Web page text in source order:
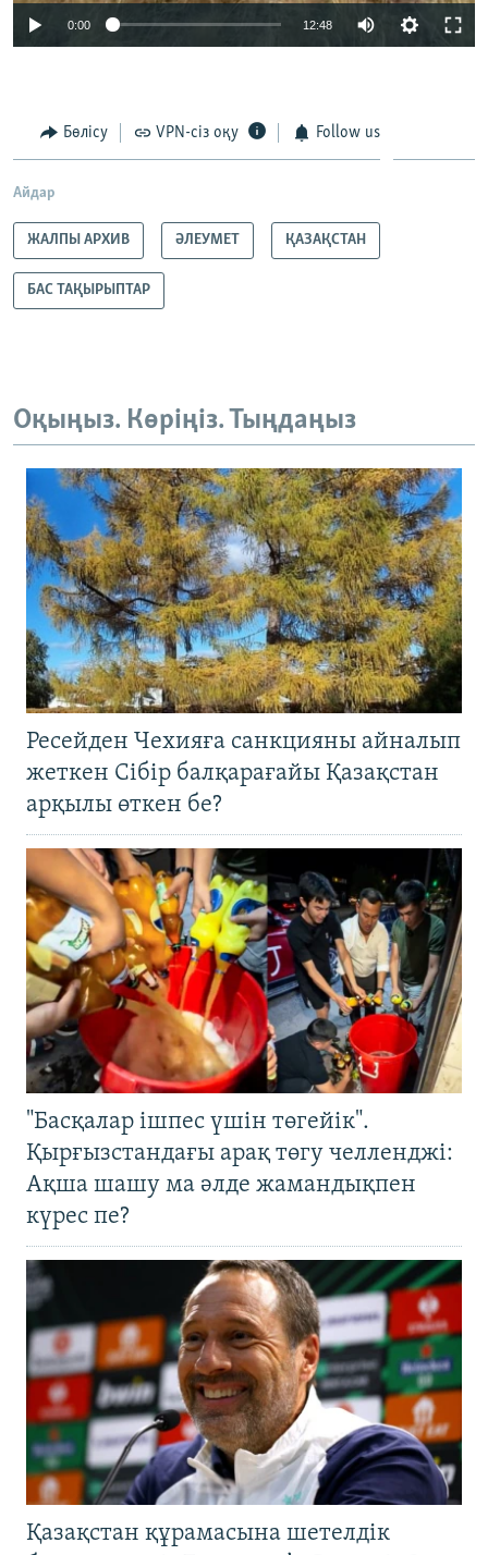
Auto 240p 360p 480p
0:00 12:48
480p
Бөлісу VPN-сіз оқу Follow us
Айдар
ЖАЛПЫ АРХИВ ӘЛЕУМЕТ ҚАЗАҚСТАН
БАС ТАҚЫРЫПТАР
Оқыңыз. Көріңіз. Тыңдаңыз
Ресейден Чехияға санкцияны айналып
жеткен Сібір балқарағайы Қазақстан
арқылы өткен бе?
"Басқалар ішпес үшін төгейік".
Қырғызстандағы арақ төгу челленджі:
Ақша шашу ма әлде жамандықпен
күрес пе?
Қазақстан құрамасына шетелдік